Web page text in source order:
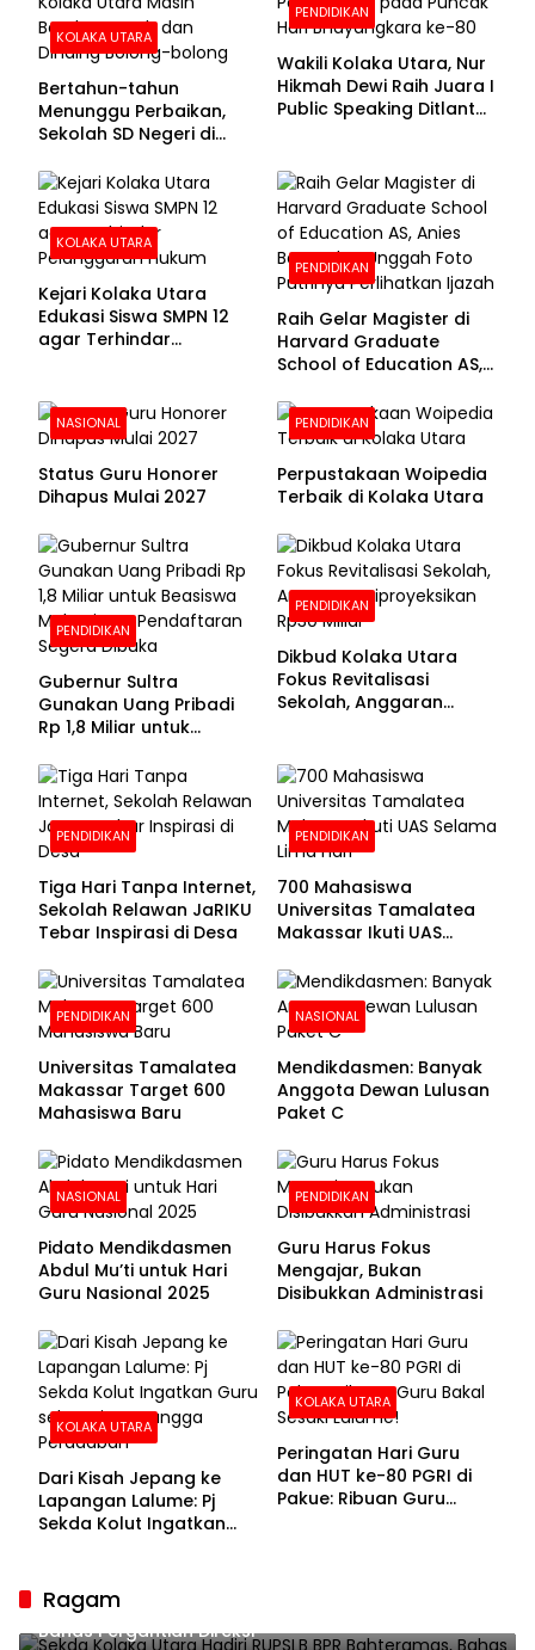
KOLAKA UTARA
Bertahun-tahun
Menunggu Perbaikan,
Sekolah SD Negeri di
Beralas Tanah dan
Dinding Bolong-bolong
PENDIDIKAN
Wakili Kolaka Utara, Nur
Hikmah Dewi Raih Juara I
Public Speaking Ditlantas
Bhayangkara ke-80
KOLAKA UTARA
Kejari Kolaka Utara
Edukasi Siswa SMPN 12
agar Terhindar
PENDIDIKAN
Raih Gelar Magister di
Harvard Graduate
School of Education AS,
Foto Putrinya Perlihatkan
Ijazah
NASIONAL
Status Guru Honorer
Dihapus Mulai 2027
PENDIDIKAN
Perpustakaan Woipedia
Terbaik di Kolaka Utara
PENDIDIKAN
Gubernur Sultra
Gunakan Uang Pribadi
Rp 1,8 Miliar untuk
Pendaftaran Segera
Dibuka
PENDIDIKAN
Dikbud Kolaka Utara
Fokus Revitalisasi
Sekolah, Anggaran
PENDIDIKAN
Tiga Hari Tanpa Internet,
Sekolah Relawan JaRIKU
Tebar Inspirasi di Desa
PENDIDIKAN
700 Mahasiswa
Universitas Tamalatea
Makassar Ikuti UAS
PENDIDIKAN
Universitas Tamalatea
Makassar Target 600
Mahasiswa Baru
NASIONAL
Mendikdasmen: Banyak
Anggota Dewan Lulusan
Paket C
NASIONAL
Pidato Mendikdasmen
Abdul Mu’ti untuk Hari
Guru Nasional 2025
PENDIDIKAN
Guru Harus Fokus
Mengajar, Bukan
Disibukkan Administrasi
KOLAKA UTARA
Dari Kisah Jepang ke
Lapangan Lalume: Pj
Sekda Kolut Ingatkan
KOLAKA UTARA
Peringatan Hari Guru
dan HUT ke-80 PGRI di
Pakue: Ribuan Guru
Ragam
Sekda Kolaka Utara Hadiri RUPSLB BPR Bahteramas,
Bahas Pergantian Direksi